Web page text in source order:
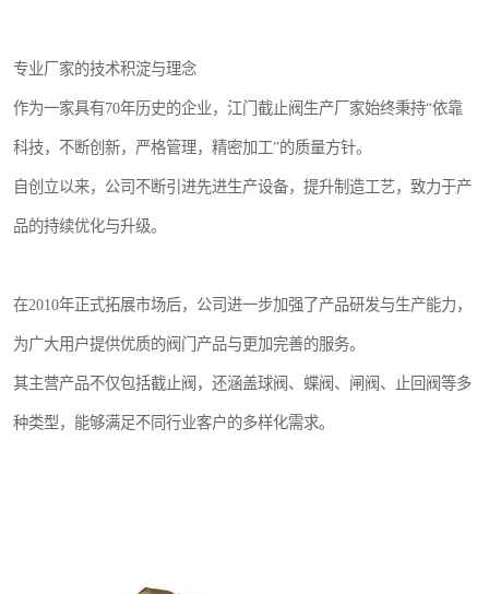
专业厂家的技术积淀与理念
作为一家具有70年历史的企业，江门截止阀生产厂家始终秉持“依靠
科技，不断创新，严格管理，精密加工”的质量方针。
自创立以来，公司不断引进先进生产设备，提升制造工艺，致力于产
品的持续优化与升级。
在2010年正式拓展市场后，公司进一步加强了产品研发与生产能力，
为广大用户提供优质的阀门产品与更加完善的服务。
其主营产品不仅包括截止阀，还涵盖球阀、蝶阀、闸阀、止回阀等多
种类型，能够满足不同行业客户的多样化需求。